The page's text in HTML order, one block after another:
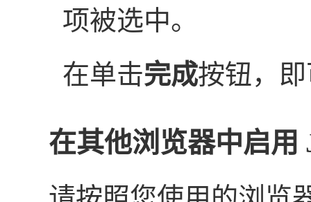
项被选中。
在单击完成按钮，
在其他浏览器中启用